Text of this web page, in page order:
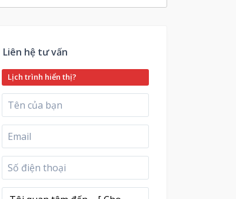
Liên hệ tư vấn
Lịch trình hiển thị?